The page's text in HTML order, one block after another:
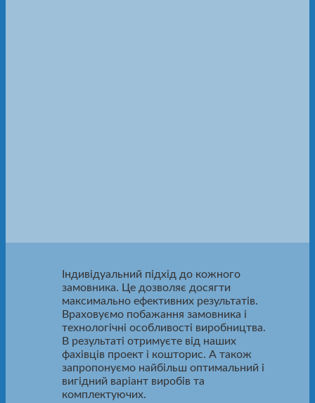
Індивідуальний підхід до кожного
замовника. Це дозволяє досягти
максимально ефективних результатів.
Враховуємо побажання замовника і
технологічні особливості виробництва.
В результаті отримуєте від наших
фахівців проект і кошторис. А також
запропонуємо найбільш оптимальний і
вигідний варіант виробів та
комплектуючих.